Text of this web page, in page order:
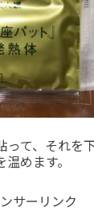
って、それを
温めます。
サーリンク